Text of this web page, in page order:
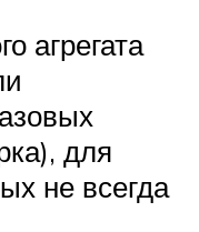
агрегата
для
не всегда